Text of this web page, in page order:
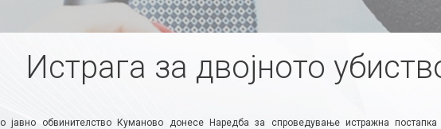
Истрага за двојното
јавно обвинителство Куманово донесе Наредба за спроведување истражна